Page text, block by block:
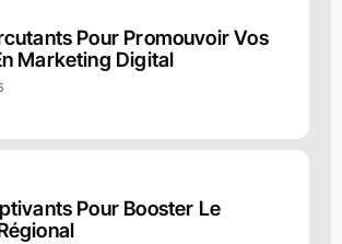
Pour Promouvoir Vos
Marketing Digital
Pour Booster Le